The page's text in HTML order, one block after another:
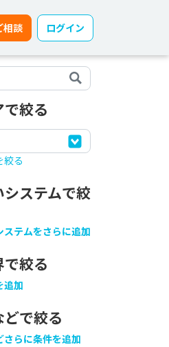
相談 ログイン
絞る
絞る
ステムで絞
ステムをさらに追加
絞る
追加
で絞る
さらに条件を追加